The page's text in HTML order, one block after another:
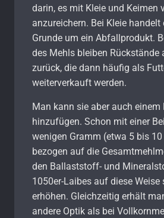
darin, es mit Kleie und Keimen
anzureichern. Bei Kleie handelt
Grunde um ein Abfallprodukt.
des Mehls bleiben Rückstände
zurück, die dann häufig als
weiterverkauft werden.
Man kann sie aber auch einem
hinzufügen. Schon mit einer
wenigen Gramm (etwa 5 bis 10
bezogen auf die
den Ballaststoff- und
1050er-Laibes auf diese
erhöhen. Gleichzeitig erhält
andere Optik als bei